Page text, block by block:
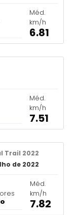
Méd.
km/h
6.81
Méd.
km/h
7.51
Trail 2022
de 2022
Méd.
km/h
7.82